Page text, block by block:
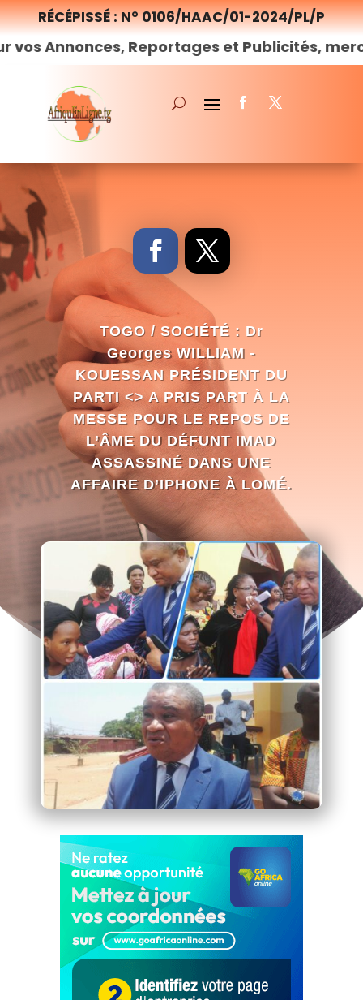
RÉCÉPISSÉ : N° 0106/HAAC/01-2024/PL/P
Reportages et Publicités, merci de
TOGO / SOCIÉTÉ : Dr
Georges WILLIAM -
KOUESSAN PRÉSIDENT DU
PARTI <> A PRIS PART À LA
MESSE POUR LE REPOS DE
L’ÂME DU DÉFUNT IMAD
ASSASSINÉ DANS UNE
AFFAIRE D’IPHONE À LOMÉ.